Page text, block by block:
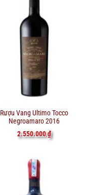
Rượu Vang Ultimo Tocco
Negroamaro 2016
2.550.000₫